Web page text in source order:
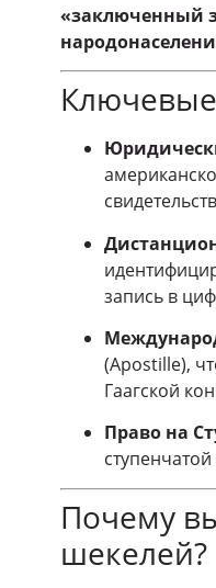
«заключенный
Ключевые
запись в
(Apostille),
Гаагской
Право на
Почему
шекелей?